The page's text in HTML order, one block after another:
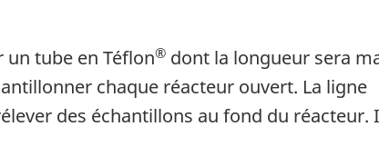
tube en Téflon® dont la longueur sera
chaque réacteur ouvert. La ligne
des échantillons au fond du réacteur.